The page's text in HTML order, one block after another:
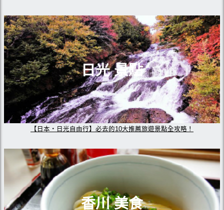
日光 景點
【日本・日光自由行】必去的10大推薦旅遊景點全攻略！
香川 美食